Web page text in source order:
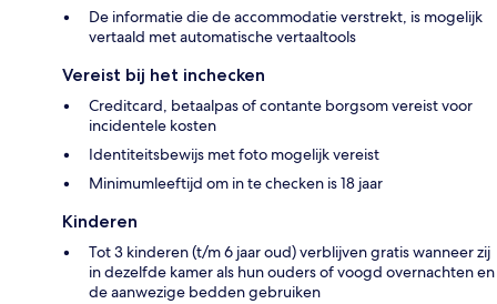
De informatie die de accommodatie verstrekt, is mogelijk
vertaald met automatische vertaaltools
Vereist bij het inchecken
Creditcard, betaalpas of contante borgsom vereist voor
incidentele kosten
Identiteitsbewijs met foto mogelijk vereist
Minimumleeftijd om in te checken is 18 jaar
Kinderen
Tot 3 kinderen (t/m 6 jaar oud) verblijven gratis wanneer zij
in dezelfde kamer als hun ouders of voogd overnachten en
de aanwezige bedden gebruiken